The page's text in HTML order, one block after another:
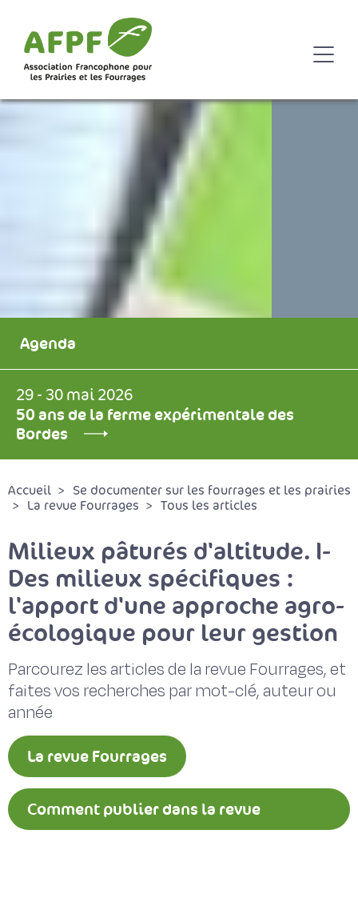
Agenda
29 - 30 mai 2026
50 ans de la ferme expérimentale des
Bordes
Accueil
Se documenter sur les fourrages et les prairies
La revue Fourrages
Tous les articles
Milieux pâturés d'altitude. I-
Des milieux spécifiques :
l'apport d'une approche agro-
écologique pour leur gestion
Parcourez les articles de la revue Fourrages, et
faites vos recherches par mot-clé, auteur ou
année
La revue Fourrages
Comment publier dans la revue